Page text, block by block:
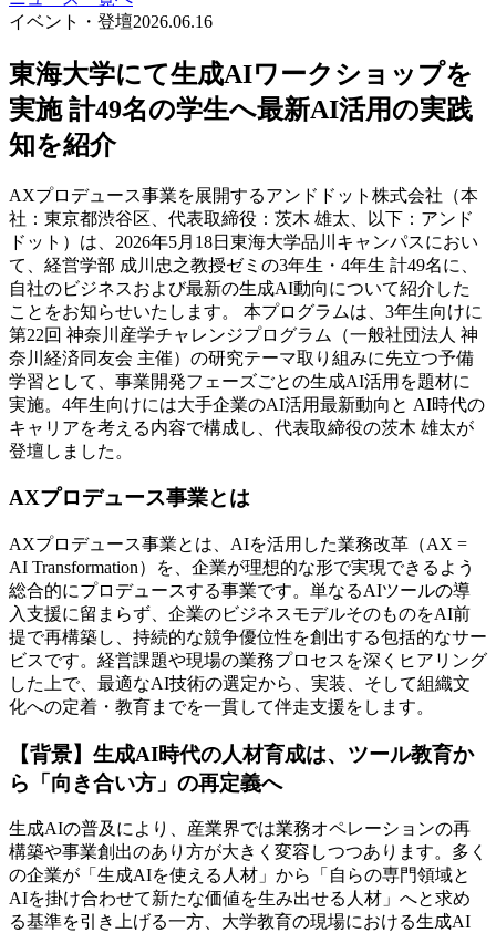
イベント・登壇2026.06.16
東海大学にて生成AIワークショップを
実施 計49名の学生へ最新AI活用の実践
知を紹介
AXプロデュース事業を展開するアンドドット株式会社（本
社：東京都渋谷区、代表取締役：茨木 雄太、以下：アンド
ドット）は、2026年5月18日東海大学品川キャンパスにおい
て、経営学部 成川忠之教授ゼミの3年生・4年生 計49名に、
自社のビジネスおよび最新の生成AI動向について紹介した
ことをお知らせいたします。 本プログラムは、3年生向けに
第22回 神奈川産学チャレンジプログラム（一般社団法人 神
奈川経済同友会 主催）の研究テーマ取り組みに先立つ予備
学習として、事業開発フェーズごとの生成AI活用を題材に
実施。4年生向けには大手企業のAI活用最新動向と AI時代の
キャリアを考える内容で構成し、代表取締役の茨木 雄太が
登壇しました。
AXプロデュース事業とは
AXプロデュース事業とは、AIを活用した業務改革（AX =
AI Transformation）を、企業が理想的な形で実現できるよう
総合的にプロデュースする事業です。単なるAIツールの導
入支援に留まらず、企業のビジネスモデルそのものをAI前
提で再構築し、持続的な競争優位性を創出する包括的なサー
ビスです。経営課題や現場の業務プロセスを深くヒアリング
した上で、最適なAI技術の選定から、実装、そして組織文
化への定着・教育までを一貫して伴走支援をします。
【背景】生成AI時代の人材育成は、ツール教育か
ら「向き合い方」の再定義へ
生成AIの普及により、産業界では業務オペレーションの再
構築や事業創出のあり方が大きく変容しつつあります。多く
の企業が「生成AIを使える人材」から「自らの専門領域と
AIを掛け合わせて新たな価値を生み出せる人材」へと求め
る基準を引き上げる一方、大学教育の現場における生成AI